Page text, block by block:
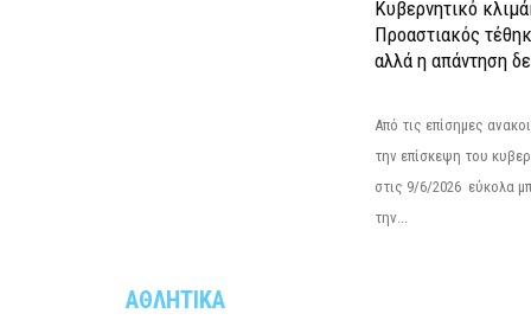
Κυβερνητικό
Προαστιακός
αλλά η απάντηση
Από τις επίσημες
την επίσκεψη του
στις 9/6/2026 εύκολα
την...
ΑΘΛΗΤΙΚΑ